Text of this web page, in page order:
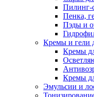
Пилинг-
Пенка,
Пэды и
Кремы и гели
Кремы
Кремы
Эмульсии и